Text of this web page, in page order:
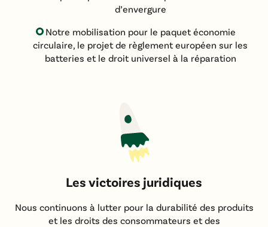
d’envergure
Notre mobilisation pour le paquet économie
circulaire, le projet de règlement européen sur les
batteries et le droit universel à la réparation
Les victoires juridiques
Nous continuons à lutter pour la durabilité des produits
et les droits des consommateurs et des